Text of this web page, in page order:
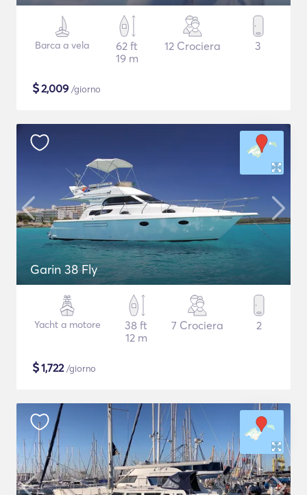
Barca a vela
62 ft
19 m
12 Crociera 3
$2,009 /giorno
Garin 38 Fly
Yacht a motore
38 ft
12 m
7 Crociera 2
$1,722/giorno